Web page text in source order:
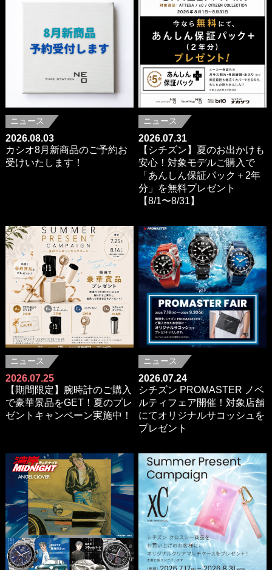
ニュース
2026.08.03
カシオ8月新商品のご予約お
受けいたします！
ニュース
2026.07.31
【シチズン】夏のお出かけも
安心！対象モデルご購入で
「あんしん保証パック＋2年
分」を無料プレゼント
【8/1〜8/31】
ニュース
2026.07.25
【期間限定】腕時計のご購入
で豪華景品をGET！夏のプレ
ゼントキャンペーン実施中！
ニュース
2026.07.24
シチズン PROMASTER ノベ
ルティフェア開催！対象店舗
にてオリジナルサコッシュを
プレゼント